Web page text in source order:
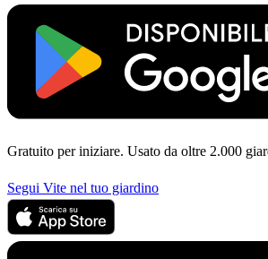
Gratuito per iniziare. Usato da oltre 2.000
Segui Vite nel tuo giardino